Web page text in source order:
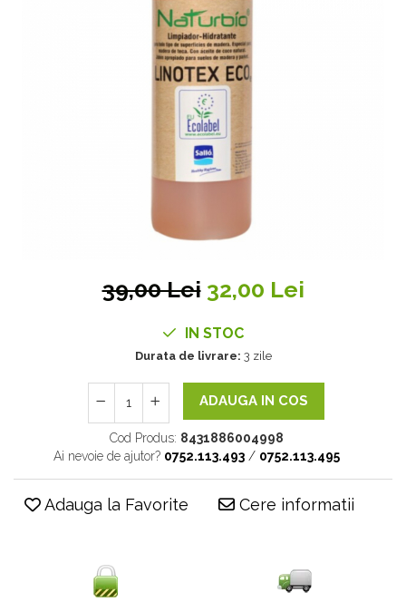
39,00 Lei 32,00 Lei
IN STOC
Durata de livrare: 3 zile
ADAUGA IN COS
Cod Produs: 8431886004998
Ai nevoie de ajutor? 0752.113.493 / 0752.113.495
Adauga la Favorite Cere informatii